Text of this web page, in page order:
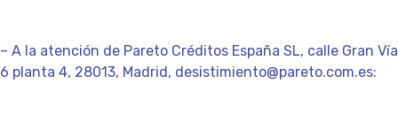
– A la atención de Pareto Créditos España SL, calle Gran Vía
6 planta 4, 28013, Madrid, desistimiento@pareto.com.es: